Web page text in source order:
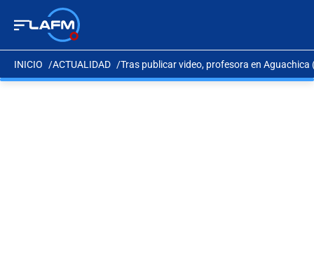
INICIO ACTUALIDAD Tras publicar video, profesora en Aguachica